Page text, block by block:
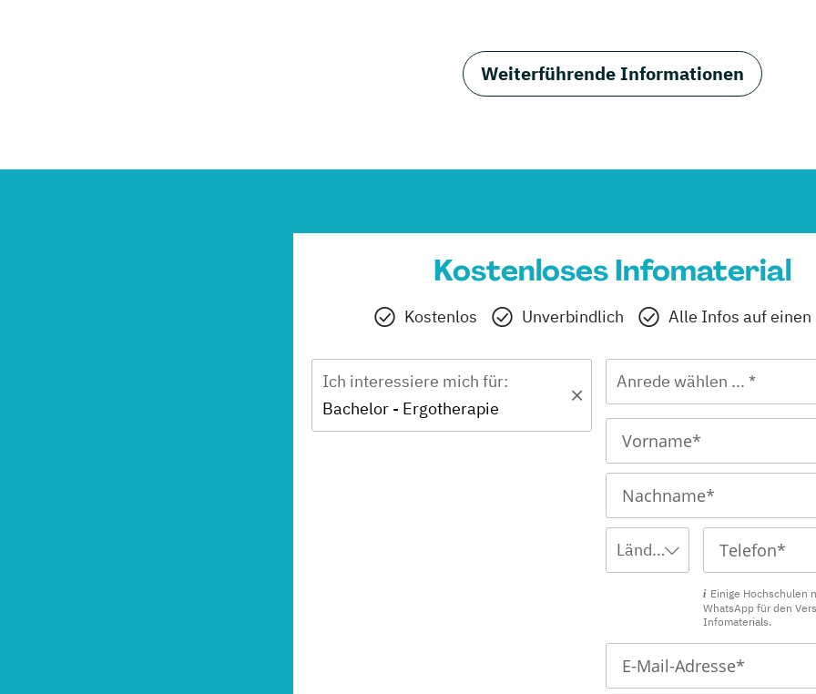
Weiterführende Informationen
Kostenloses Infomaterial
Kostenlos Unverbindlich Alle Infos auf einen
Ich interessiere mich für:
Bachelor - Ergotherapie
Anrede wählen ... *
Ländervorwahl wählen ... *
Einige Hochschulen
WhatsApp für den
Infomaterials.